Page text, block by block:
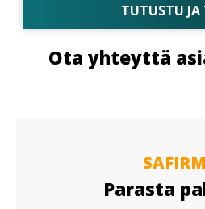
TUTUSTU JA
Ota yhteyttä
Parasta